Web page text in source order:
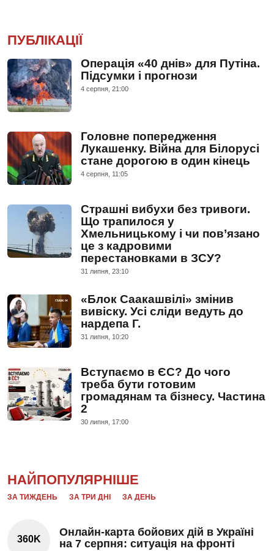
ПУБЛІКАЦІЇ
Операція «40 днів» для Путіна.
Підсумки і прогнози
4 серпня, 21:00
Головне попередження
Лукашенку. Війна для Білорусі
стане дорогою в один кінець
4 серпня, 11:05
Страшні вибухи без тривоги.
Що трапилося у
Хмельницькому і чи пов’язано
це з кадровими
перестановками в ЗСУ?
31 липня, 23:10
«Блок Саакашвілі» змінив
вивіску. Усі сліди ведуть до
нардепа Г.
31 липня, 10:20
Вступаємо в ЄС? До чого
треба бути готовим
громадянам та бізнесу. Частина
2
30 липня, 17:00
НАЙПОПУЛЯРНІШЕ
ЗА ТИЖДЕНЬ ЗА ТРИ ДНІ ЗА ДЕНЬ
360K
Онлайн-карта бойових дій в Україні
на 7 серпня: ситуація на фронті